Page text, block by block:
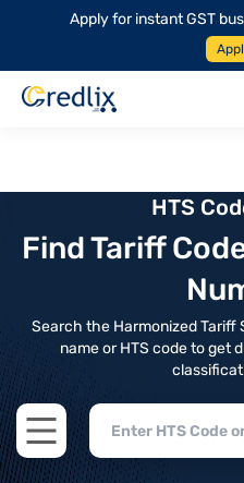
Apply for instant GST
HTS
Find Tariff
Search the Harmonized Tariff
name or HTS code to get
Open main menu